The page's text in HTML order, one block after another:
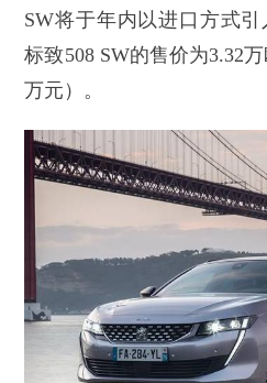
SW将于年内以进口方式
标致508 SW的售价为3.32
万元）。